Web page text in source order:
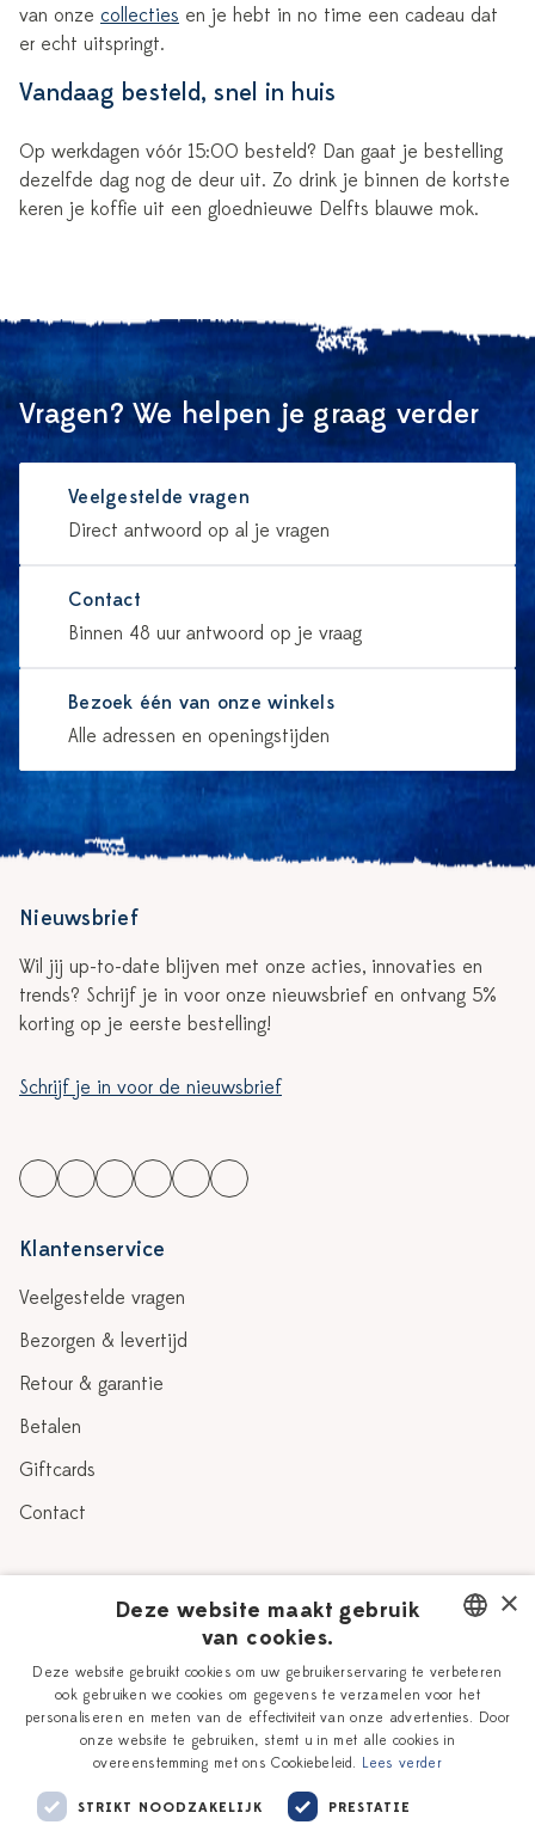
van onze collecties en je hebt in no time een cadeau dat
er echt uitspringt.
Vandaag besteld, snel in huis
Op werkdagen vóór 15:00 besteld? Dan gaat je bestelling
dezelfde dag nog de deur uit. Zo drink je binnen de kortste
keren je koffie uit een gloednieuwe Delfts blauwe mok.
Vragen? We helpen je graag verder
Veelgestelde vragen
Direct antwoord op al je vragen
Contact
Binnen 48 uur antwoord op je vraag
Bezoek één van onze winkels
Alle adressen en openingstijden
Nieuwsbrief
Wil jij up-to-date blijven met onze acties, innovaties en
trends? Schrijf je in voor onze nieuwsbrief en ontvang 5%
korting op je eerste bestelling!
Schrijf je in voor de nieuwsbrief
Klantenservice
Veelgestelde vragen
Bezorgen & levertijd
Retour & garantie
Betalen
Giftcards
Contact
Verhaal
Onze plateelschilders
Delfts Blauw
Workshops
Vacatures
Zakelijk
DUTCH
ENGLISH
×
Deze website maakt gebruik
van cookies.
Deze website gebruikt cookies om uw gebruikerservaring te verbeteren
ook gebruiken we cookies om gegevens te verzamelen voor het
personaliseren en meten van de effectiviteit van onze advertenties. Door
onze website te gebruiken, stemt u in met alle cookies in
overeenstemming met ons Cookiebeleid. Lees verder
STRIKT NOODZAKELIJK PRESTATIE